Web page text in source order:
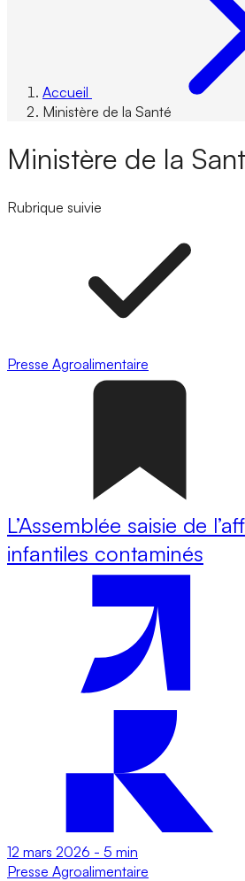
Accueil
Ministère de la Santé
Ministère de la
Rubrique suivie
Presse Agroalimentaire
L’Assemblée saisie de
infantiles contaminés
12 mars 2026 - 5 min
Presse Agroalimentaire